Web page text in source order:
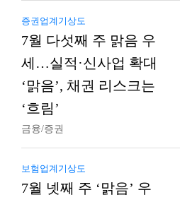
증권업계기상도
7월 다섯째 주 맑음 우
세…실적·신사업 확대
‘맑음’, 채권 리스크는
‘흐림’
금융/증권
보험업계기상도
7월 넷째 주 ‘맑음’ 우